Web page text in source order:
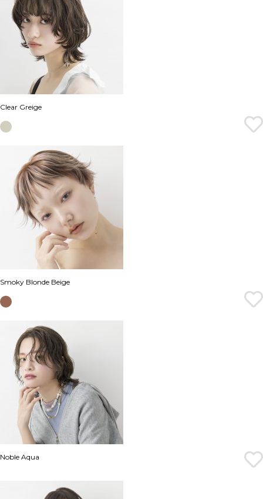
Clear Greige
Smoky Blonde Beige
Noble Aqua